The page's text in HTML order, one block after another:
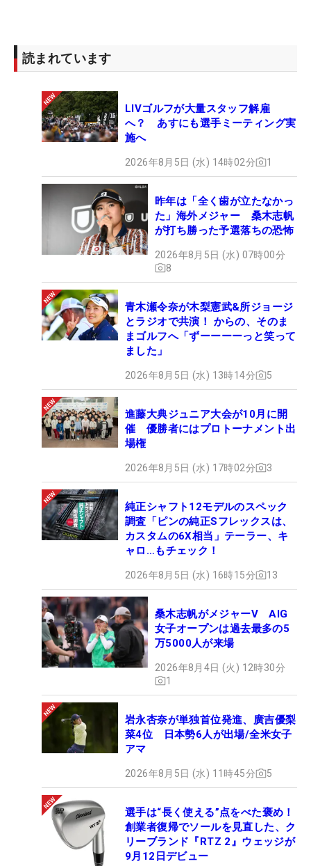
読まれています
LIVゴルフが大量スタッフ解雇
へ？ あすにも選手ミーティング実
施へ
2026年8月5日 (水) 14時02分 1
昨年は「全く歯が立たなかっ
た」海外メジャー 桑木志帆
が打ち勝った予選落ちの恐怖
2026年8月5日 (水) 07時00分
8
青木瀬令奈が木梨憲武&所ジョージ
とラジオで共演！ からの、そのま
まゴルフへ「ずーーーーっと笑って
ました」
2026年8月5日 (水) 13時14分 5
進藤大典ジュニア大会が10月に開
催 優勝者にはプロトーナメント出
場権
2026年8月5日 (水) 17時02分 3
純正シャフト12モデルのスペック
調査「ピンの純正Sフレックスは、
カスタムの6X相当」テーラー、キ
ャロ…もチェック！
2026年8月5日 (水) 16時15分 13
桑木志帆がメジャーV AIG
女子オープンは過去最多の5
万5000人が来場
2026年8月4日 (火) 12時30分
1
岩永杏奈が単独首位発進、廣吉優梨
菜4位 日本勢6人が出場/全米女子
アマ
2026年8月5日 (水) 11時45分 5
選手は“長く使える”点をべた褒め！
創業者復帰でソールを見直した、ク
リーブランド『RTZ 2』ウェッジが
9月12日デビュー